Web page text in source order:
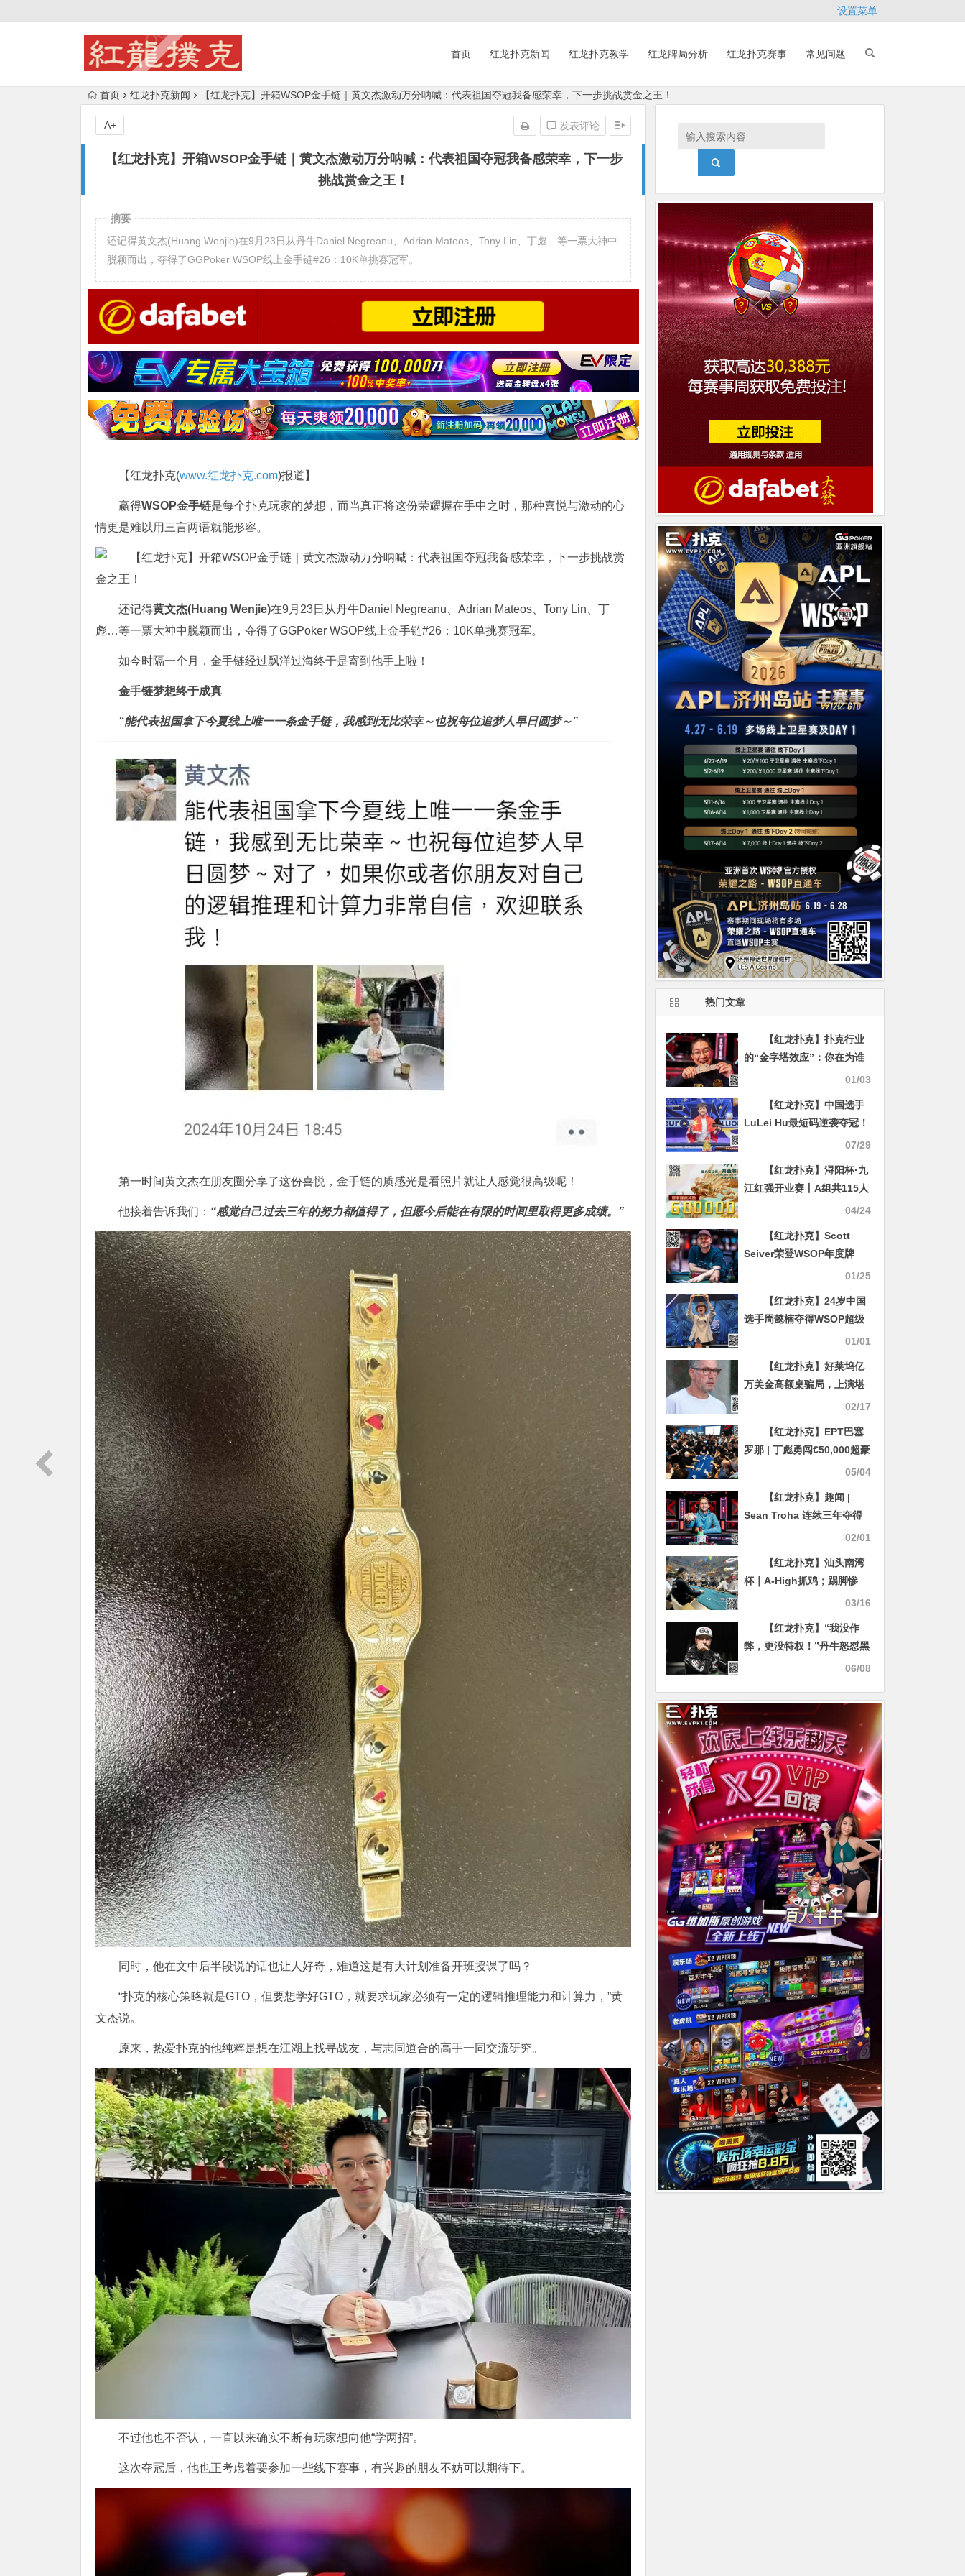
设置菜单
首页 红龙扑克新闻 红龙扑克教学 红龙牌局分析 红龙扑克赛事 常见问题
首页 红龙扑克新闻 【红龙扑克】开箱WSOP金手链｜黄文杰激动万分呐喊：代表祖国夺冠我备感荣幸，下一步挑战赏金之王！
【红龙扑克】开箱WSOP金手链｜黄文杰激动万分呐喊：代表祖国夺冠我备感荣幸，下一步
挑战赏金之王！
发表评论
A+
摘要
还记得黄文杰(Huang Wenjie)在9月23日从丹牛Daniel Negreanu、Adrian Mateos、Tony Lin、丁彪…等一票大神中
脱颖而出，夺得了GGPoker WSOP线上金手链#26：10K单挑赛冠军。
【红龙扑克(www.红龙扑克.com)报道】
赢得WSOP金手链是每个扑克玩家的梦想，而当真正将这份荣耀握在手中之时，那种喜悦与激动的心
情更是难以用三言两语就能形容。
还记得黄文杰(Huang Wenjie)在9月23日从丹牛Daniel Negreanu、Adrian Mateos、Tony Lin、丁
彪…等一票大神中脱颖而出，夺得了GGPoker WSOP线上金手链#26：10K单挑赛冠军。
如今时隔一个月，金手链经过飘洋过海终于是寄到他手上啦！
金手链梦想终于成真
“能代表祖国拿下今夏线上唯一一条金手链，我感到无比荣幸～也祝每位追梦人早日圆梦～”
第一时间黄文杰在朋友圈分享了这份喜悦，金手链的质感光是看照片就让人感觉很高级呢！
他接着告诉我们： “感觉自己过去三年的努力都值得了，但愿今后能在有限的时间里取得更多成绩。”
同时，他在文中后半段说的话也让人好奇，难道这是有大计划准备开班授课了吗？
“扑克的核心策略就是GTO，但要想学好GTO，就要求玩家必须有一定的逻辑推理能力和计算力，”黄
文杰说。
原来，热爱扑克的他纯粹是想在江湖上找寻战友，与志同道合的高手一同交流研究。
不过他也不否认，一直以来确实不断有玩家想向他“学两招”。
这次夺冠后，他也正考虑着要参加一些线下赛事，有兴趣的朋友不妨可以期待下。
热门文章
【红龙扑克】扑克行业
的“金字塔效应”：你在为谁
01/03
【红龙扑克】中国选手
LuLei Hu最短码逆袭夺冠！
收获欧洲扑克百万赛主赛冠
07/29
【红龙扑克】浔阳杯·九
江红强开业赛丨A组共115人
参赛21人晋级，曹乐意20.1
04/24
【红龙扑克】Scott
Seiver荣登WSOP年度牌
手，下一站扑克名人堂！01/25
【红龙扑克】24岁中国
选手周懿楠夺得WSOP超级
主赛冠军，奖金600万美01/01
【红龙扑克】好莱坞亿
万美金高额桌骗局，上演堪
02/17
【红龙扑克】EPT巴塞
罗那 | 丁彪勇闯€50,000超豪
赛FT,多位华人选手成功晋级
05/04
【红龙扑克】趣闻 |
Sean Troha 连续三年夺得
02/01
【红龙扑克】汕头南湾
杯｜A-High抓鸡；踢脚惨
案！恭喜林华恩29.5W记分
03/16
【红龙扑克】“我没作
弊，更没特权！”丹牛怒怼黑
粉，WSOP爆发手机违规争
06/08